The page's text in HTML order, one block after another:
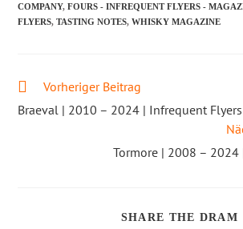
COMPANY, FOURS - INFREQUENT FLYERS​ -
FLYERS, TASTING NOTES, WHISKY MAGAZINE
Vorheriger Beitrag
Braeval | 2010 – 2024 | Infrequent Flyers
Tormore | 2008 –
SHARE THE DRAM